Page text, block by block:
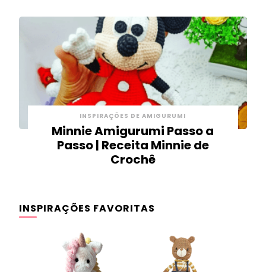
INSPIRAÇÕES DE AMIGURUMI
Minnie Amigurumi Passo a
Passo | Receita Minnie de
Crochê
INSPIRAÇÕES FAVORITAS